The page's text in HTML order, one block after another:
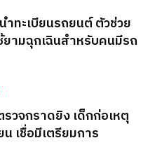
ำทะเบียนรถยนต์ ตัวช่วย
ยามฉุกเฉินสำหรับคนมีรถ
วจกราดยิง เด็กก่อเหตุ
น เชื่อมีเตรียมการ